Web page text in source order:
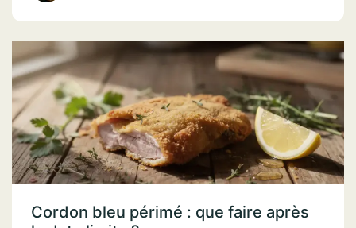
Cordon bleu périmé : que faire après